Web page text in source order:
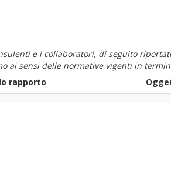
e i collaboratori, di seguito
sensi delle normative vigenti in
rapporto